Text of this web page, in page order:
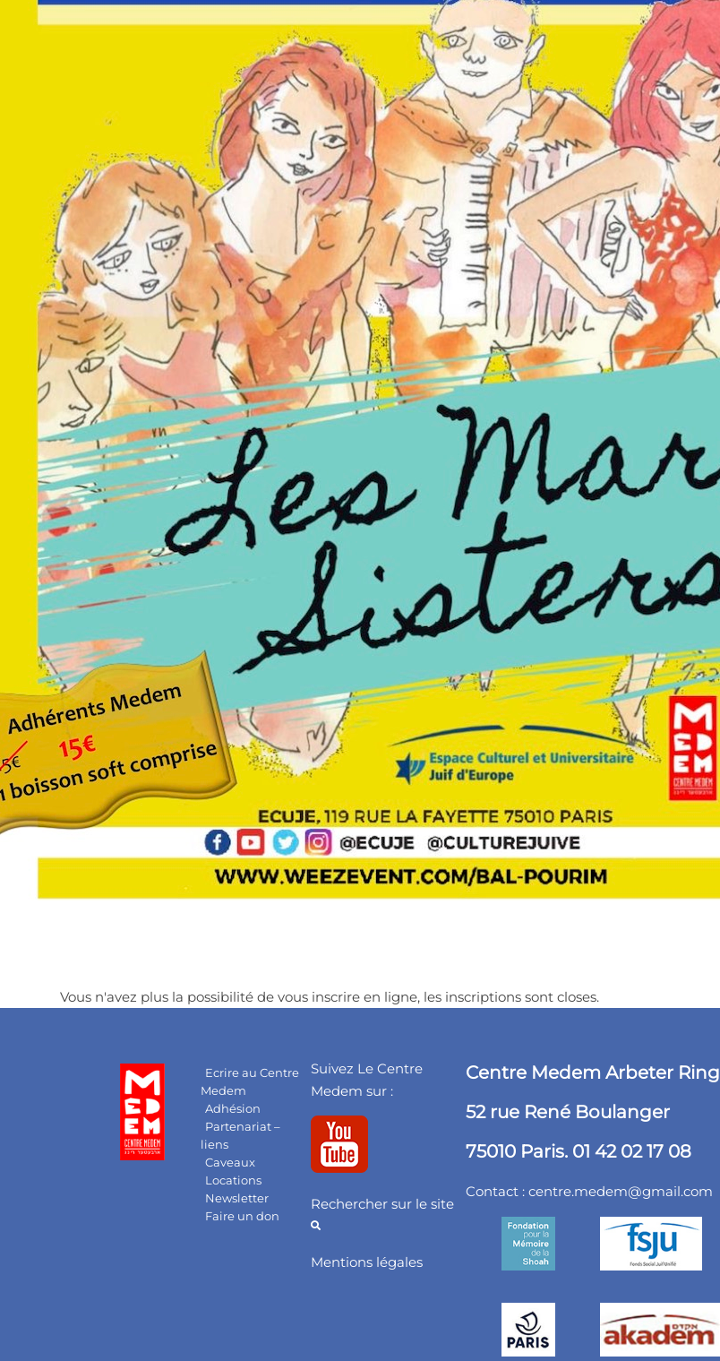
Vous n'avez plus la possibilité de vous inscrire en ligne, les inscriptions sont closes.
Ecrire au Centre
Medem
Adhésion
Partenariat –
liens
Caveaux
Locations
Newsletter
Faire un don
Suivez Le Centre
Medem sur :
Rechercher sur le site
Mentions légales
Centre Medem Arbeter Ring
52 rue René Boulanger
75010 Paris. 01 42 02 17 08
Contact :centre.medem@gmail.com